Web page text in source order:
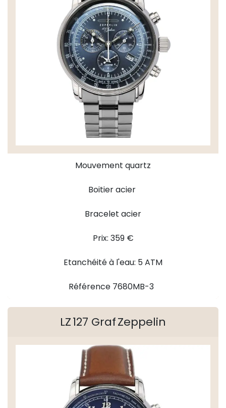
Mouvement quartz
Boitier acier
Bracelet acier
Prix: 359 €
Etanchéité à l'eau: 5 ATM
Référence 7680MB-3
LZ 127 Graf Zeppelin